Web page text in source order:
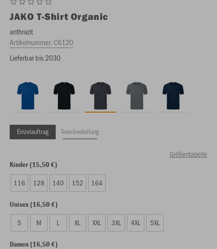
JAKO T-Shirt Organic
anthrazit
Artikelnummer: C6120
Lieferbar bis 2030
Einzelauftrag Teambestellung
Größentabelle
Kinder (15,50 €)
116 128 140 152 164
Unisex (16,50 €)
S M L XL XXL 3XL 4XL 5XL
Damen (16,50 €)